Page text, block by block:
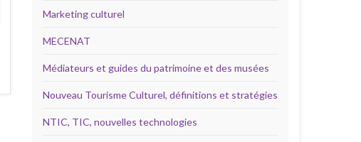
Marketing culturel
MECENAT
Médiateurs et guides du patrimoine et des musées
Nouveau Tourisme Culturel, définitions et stratégies
NTIC, TIC, nouvelles technologies